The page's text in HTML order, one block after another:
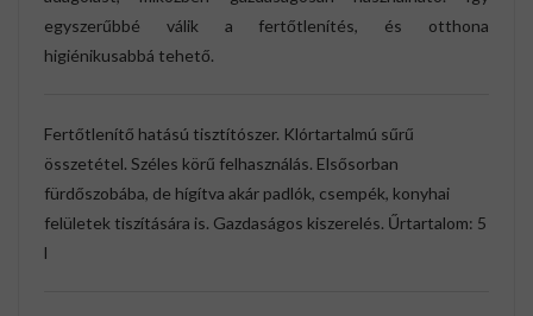
egyszerűbbé válik a fertőtlenítés, és otthona
higiénikusabbá tehető.
Fertőtlenítő hatású tisztítószer. Klórtartalmú sűrű
összetétel. Széles körű felhasználás. Elsősorban
fürdőszobába, de hígítva akár padlók, csempék, konyhai
felületek tiszítására is. Gazdaságos kiszerelés. Űrtartalom: 5
l